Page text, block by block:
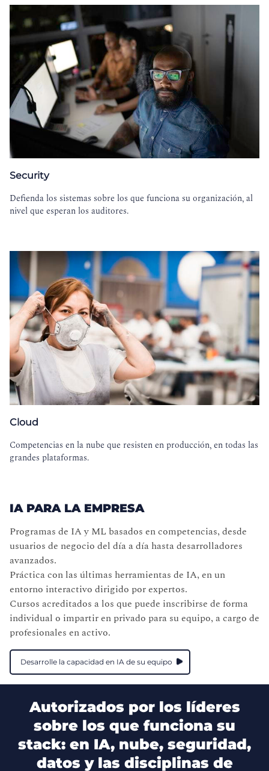
Security
Defienda los sistemas sobre los que funciona su organización, al
nivel que esperan los auditores.
Cloud
Competencias en la nube que resisten en producción, en todas las
grandes plataformas.
IA PARA LA EMPRESA
Programas de IA y ML basados en competencias, desde
usuarios de negocio del día a día hasta desarrolladores
avanzados.
Práctica con las últimas herramientas de IA, en un
entorno interactivo dirigido por expertos.
Cursos acreditados a los que puede inscribirse de forma
individual o impartir en privado para su equipo, a cargo de
profesionales en activo.
Desarrolle la capacidad en IA de su equipo
Autorizados por los líderes
sobre los que funciona su
stack: en IA, nube, seguridad,
datos y las disciplinas de